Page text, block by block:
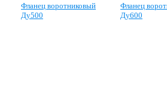
Фланец воротниковый
Ду500
Фланец
Ду600